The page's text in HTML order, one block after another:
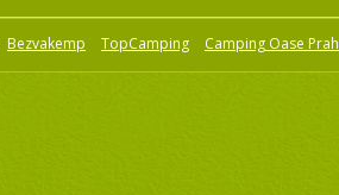
Bezvakemp TopCamping Camping Oase